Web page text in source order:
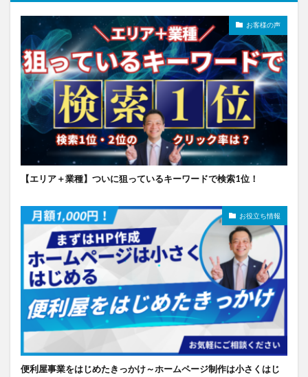
お客様の声
【エリア＋業種】ついに狙っているキーワードで検索1位！
お役立ち情報
便利屋事業をはじめたきっかけ～ホームページ制作は小さくはじ